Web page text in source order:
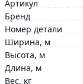
Артикул
Бренд
Номер детали
Ширина, м
Высота, м
Длина, м
Вес, кг